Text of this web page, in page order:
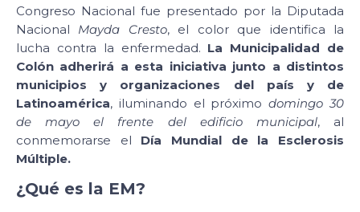
Congreso Nacional fue presentado por la Diputada
Nacional Mayda Cresto, el color que identifica la
lucha contra la enfermedad. La Municipalidad de
Colón adherirá a esta iniciativa junto a distintos
municipios y organizaciones del país y de
Latinoamérica, iluminando el próximodomingo 30
de mayo el frente del edificio municipal, al
conmemorarse el Día Mundial de la Esclerosis
Múltiple.
¿Qué es la EM?